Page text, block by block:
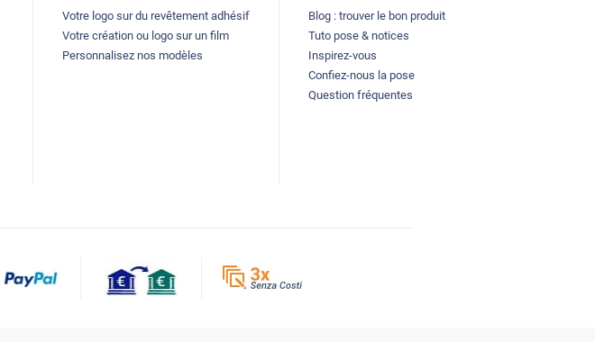
Votre logo sur du revêtement adhésif
Votre création ou logo sur un film
Personnalisez nos modèles
Blog : trouver le bon produit
Tuto pose & notices
Inspirez-vous
Confiez-nous la pose
Question fréquentes